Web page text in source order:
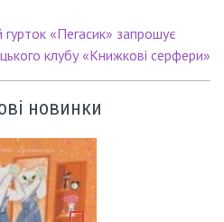
«Пегасик» запрошує
клубу «Книжкові серфери»
новинки